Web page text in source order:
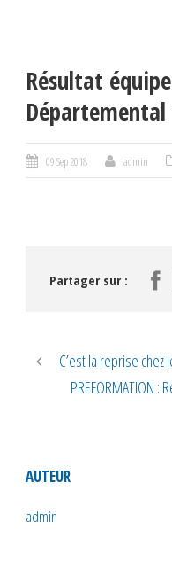
Résultat
Départemental
09 Sep 2018 admin
Partager sur :
C’est la reprise
PREFORMATION
AUTEUR
admin